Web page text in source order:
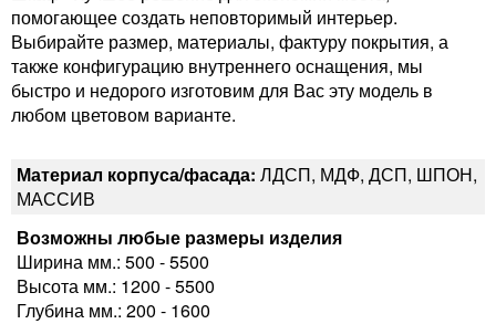
помогающее создать неповторимый интерьер.
Выбирайте размер, материалы, фактуру покрытия, а
также конфигурацию внутреннего оснащения, мы
быстро и недорого изготовим для Вас эту модель в
любом цветовом варианте.
Материал корпуса/фасада: ЛДСП, МДФ, ДСП, ШПОН,
МАССИВ
Возможны любые размеры изделия
Ширина мм.: 500 - 5500
Высота мм.: 1200 - 5500
Глубина мм.: 200 - 1600